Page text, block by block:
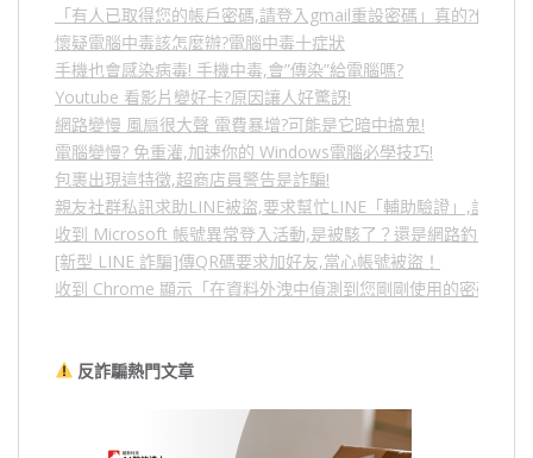
「有人已取得您的帳戶密碼,請登入gmail重設密碼」真的?假的?5
懷疑電腦中毒該怎麼辦?電腦中毒十症狀
手機也會感染病毒! 手機中毒,會”傳染”給電腦嗎?
Youtube 看影片變好卡?原因讓人好驚訝!
網路變慢 風扇很大聲 電費暴增?可能是它暗中搞鬼!
電腦變慢? 免重灌,加速你的 Windows電腦必學技巧!
包裹出現這特徵,超商店員警告是詐騙!
親友社群私訊求助LINE被盜,要求幫忙LINE「輔助驗證」,詐騙
收到 Microsoft 帳號異常登入活動,是被駭了？還是網路釣魚？
[新型 LINE 詐騙]傳QR碼要求加好友,當心帳號被盜！
收到 Chrome 顯示「在資料外洩中偵測到您剛剛使用的密碼」
反詐騙熱門文章